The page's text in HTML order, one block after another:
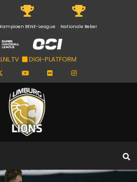
Kampioen BENE-League Nationale Beker
DIGI-PLATFORM